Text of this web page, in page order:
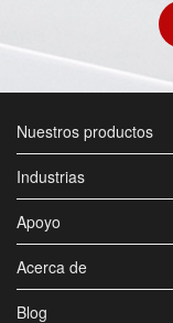
Nuestros productos
Industrias
Apoyo
Acerca de
Blog